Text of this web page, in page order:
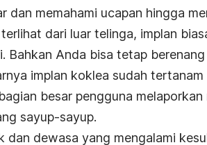
dan memahami ucapan hingga
dari luar telinga, implan
Bahkan Anda bisa tetap
implan koklea sudah
besar pengguna
sayup-sayup.
dan dewasa yang mengalami